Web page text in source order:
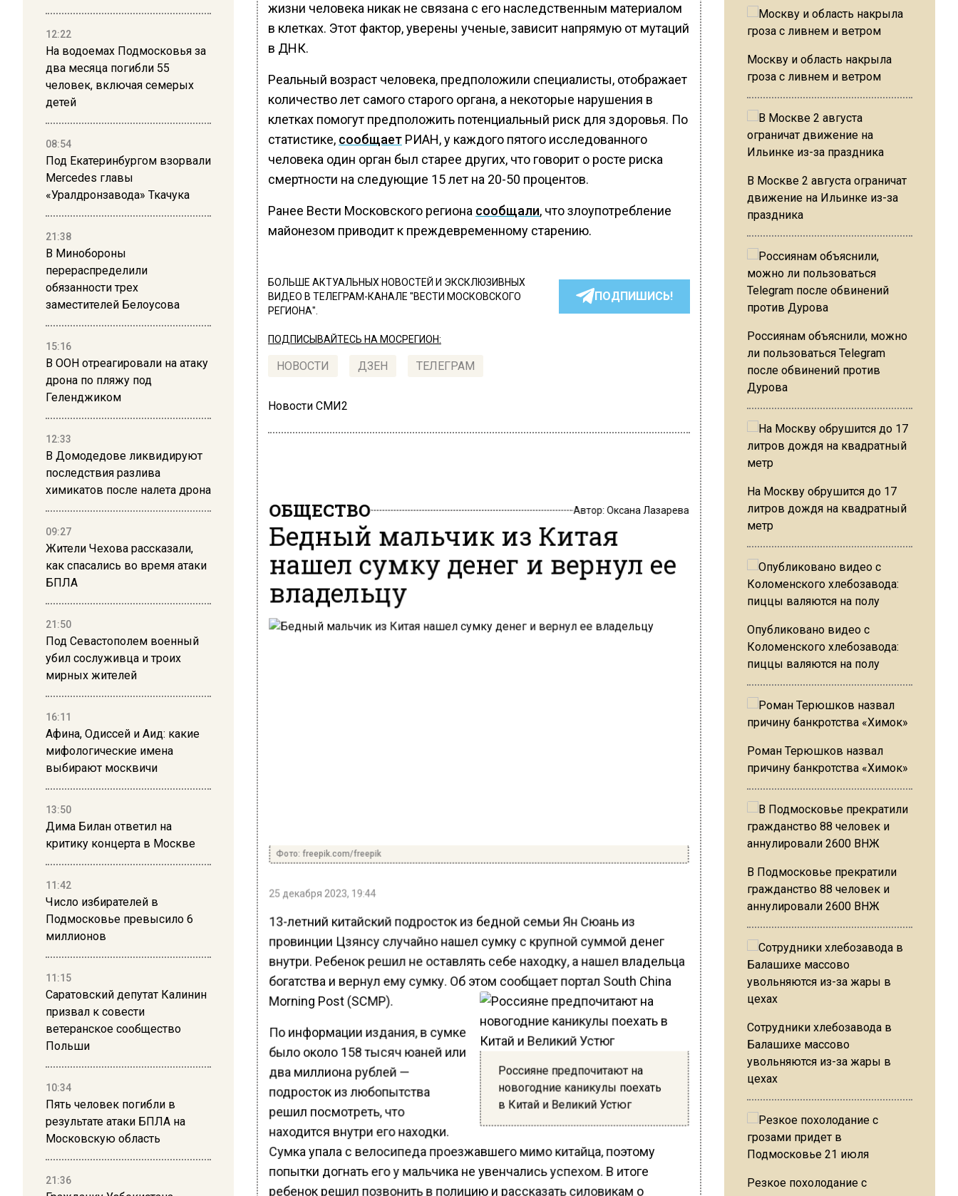
12:22
На водоемах Подмосковья за
два месяца погибли 55
человек, включая семерых
детей
08:54
Под Екатеринбургом взорвали
Mercedes главы
«Уралдронзавода» Ткачука
21:38
В Минобороны
перераспределили
обязанности трех
заместителей Белоусова
15:16
В ООН отреагировали на атаку
дрона по пляжу под
Геленджиком
12:33
В Домодедове ликвидируют
последствия разлива
химикатов после налета дрона
09:27
Жители Чехова рассказали,
как спасались во время атаки
БПЛА
21:50
Под Севастополем военный
убил сослуживца и троих
мирных жителей
16:11
Афина, Одиссей и Аид: какие
мифологические имена
выбирают москвичи
13:50
Дима Билан ответил на
критику концерта в Москве
11:42
Число избирателей в
Подмосковье превысило 6
миллионов
11:15
Саратовский депутат Калинин
призвал к совести
ветеранское сообщество
Польши
10:34
Пять человек погибли в
результате атаки БПЛА на
Московскую область
21:36
жизни человека никак не связана с его наследственным материалом
в клетках. Этот фактор, уверены ученые, зависит напрямую от мутаций
в ДНК.
Реальный возраст человека, предположили специалисты, отображает
количество лет самого старого органа, а некоторые нарушения в
клетках помогут предположить потенциальный риск для здоровья. По
статистике, сообщаетРИАН, у каждого пятого исследованного
человека один орган был старее других, что говорит о росте риска
смертности на следующие 15 лет на 20-50 процентов.
Ранее Вести Московского региона сообщали, что злоупотребление
майонезом приводит к преждевременному старению.
БОЛЬШЕ АКТУАЛЬНЫХ НОВОСТЕЙ И ЭКСКЛЮЗИВНЫХ
ВИДЕО В ТЕЛЕГРАМ-КАНАЛЕ "ВЕСТИ МОСКОВСКОГО
РЕГИОНА".
ПОДПИШИСЬ!
ПОДПИСЫВАЙТЕСЬ НА МОСРЕГИОН:
НОВОСТИ ДЗЕН ТЕЛЕГРАМ
Новости СМИ2
ОБЩЕСТВО Автор:Оксана Лазарева
Бедный мальчик из Китая
нашел сумку денег и вернул ее
владельцу
Фото: freepik.com/freepik
25 декабря 2023, 19:44
13-летний китайский подросток из бедной семьи Ян Сюань из
провинции Цзянсу случайно нашел сумку с крупной суммой денег
внутри. Ребенок решил не оставлять себе находку, а нашел владельца
богатства и вернул ему сумку. Об этом сообщает портал South China
Morning Post (SCMP).
Россияне предпочитают на
новогодние каникулы поехать
в Китай и Великий Устюг
По информации издания, в сумке
было около 158 тысяч юаней или
два миллиона рублей —
подросток из любопытства
решил посмотреть, что
находится внутри его находки.
Сумка упала с велосипеда проезжавшего мимо китайца, поэтому
попытки догнать его у мальчика не увенчались успехом. В итоге
ребенок решил позвонить в полицию и рассказать силовикам о
Москву и область накрыла
гроза с ливнем и ветром
В Москве 2 августа ограничат
движение на Ильинке из-за
праздника
Россиянам объяснили, можно
ли пользоваться Telegram
после обвинений против
Дурова
На Москву обрушится до 17
литров дождя на квадратный
метр
Опубликовано видео с
Коломенского хлебозавода:
пиццы валяются на полу
Роман Терюшков назвал
причину банкротства «Химок»
В Подмосковье прекратили
гражданство 88 человек и
аннулировали 2600 ВНЖ
Сотрудники хлебозавода в
Балашихе массово
увольняются из-за жары в
цехах
Резкое похолодание с